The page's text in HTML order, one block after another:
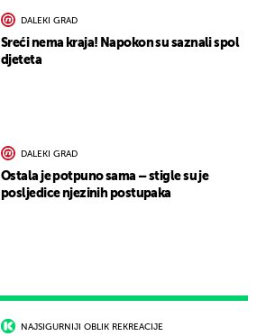
NAJSIGURNIJI OBLIK REKREACIJE
DALEKI GRAD
Sreći nema kraja! Napokon su saznali spol
djeteta
DALEKI GRAD
Ostala je potpuno sama – stigle su je
posljedice njezinih postupaka